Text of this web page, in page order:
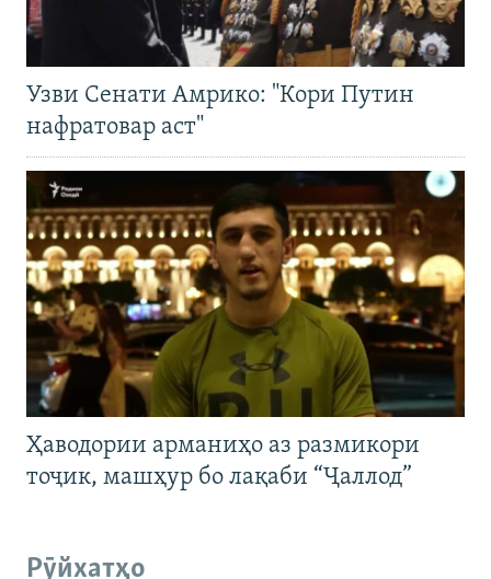
Узви Сенати Амрико: "Кори Путин
нафратовар аст"
Ҳаводории арманиҳо аз размикори
тоҷик, машҳур бо лақаби “Ҷаллод”
Рӯйхатҳо